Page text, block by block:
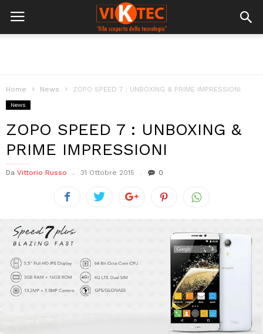
Home News ZOPO SPEED 7 : UNBOXING & PRIME IMPRESSIONI
News
ZOPO SPEED 7 : UNBOXING &
PRIME IMPRESSIONI
Da Vittorio Russo 31 Ottobre 2015 0